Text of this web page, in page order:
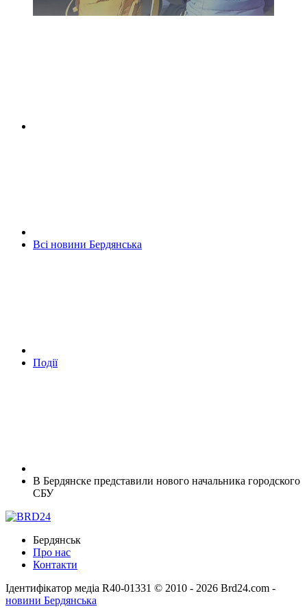
Всі новини Бердянська
Події
В Бердянске представили нового начальника городского
СБУ
Бердянськ
Про нас
Контакти
Ідентифікатор медіа R40-01331 © 2010 - 2026 Brd24.com -
новини Бердянська